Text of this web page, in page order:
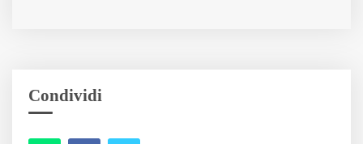
Condividi